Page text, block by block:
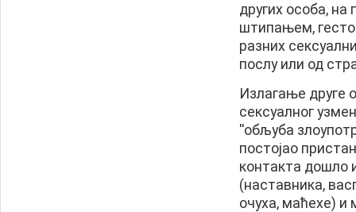
других особа,
штипањем,
разних
послу или од
Излагање друге
сексуалног
''обљуба
постојао
контакта дошло
(наставника,
очуха, маћехе) и